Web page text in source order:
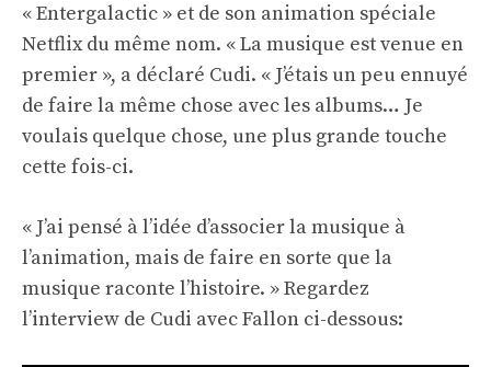
« Entergalactic » et de son animation spéciale
Netflix du même nom. « La musique est venue en
premier », a déclaré Cudi. « J’étais un peu ennuyé
de faire la même chose avec les albums… Je
voulais quelque chose, une plus grande touche
cette fois-ci.
« J’ai pensé à l’idée d’associer la musique à
l’animation, mais de faire en sorte que la
musique raconte l’histoire. » Regardez
l’interview de Cudi avec Fallon ci-dessous: